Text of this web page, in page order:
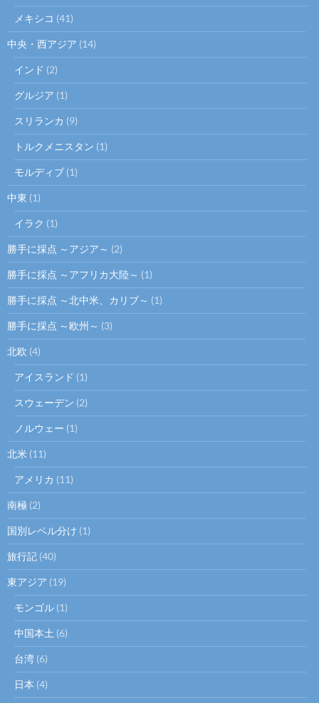
メキシコ (41)
中央・西アジア (14)
インド (2)
グルジア (1)
スリランカ (9)
トルクメニスタン (1)
モルディブ (1)
中東 (1)
イラク (1)
勝手に採点 ～アジア～ (2)
勝手に採点 ～アフリカ大陸～ (1)
勝手に採点 ～北中米、カリブ～ (1)
勝手に採点 ～欧州～ (3)
北欧 (4)
アイスランド (1)
スウェーデン (2)
ノルウェー (1)
北米 (11)
アメリカ (11)
南極 (2)
国別レベル分け (1)
旅行記 (40)
東アジア (19)
モンゴル (1)
中国本土 (6)
台湾 (6)
日本 (4)